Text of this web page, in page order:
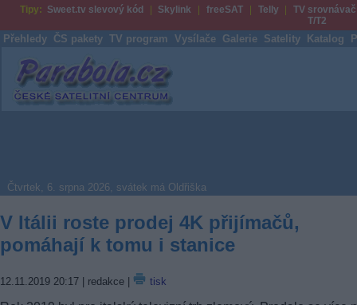
Tipy: Sweet.tv slevový kód Skylink freeSAT Telly
TV srovnávač
T/T2
Přehledy ČS pakety TV program Vysílače Galerie Satelity Katalog
Parabola.cz
Čtvrtek, 6. srpna 2026, svátek má Oldřiška
V Itálii roste prodej 4K přijímačů,
pomáhají k tomu i stanice
12.11.2019 20:17 | redakce | tisk